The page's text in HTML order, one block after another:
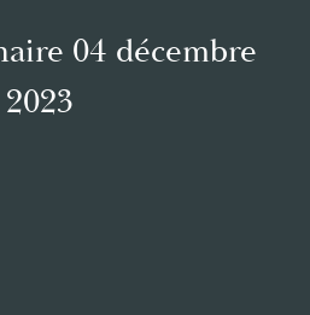
04 décembre
2023